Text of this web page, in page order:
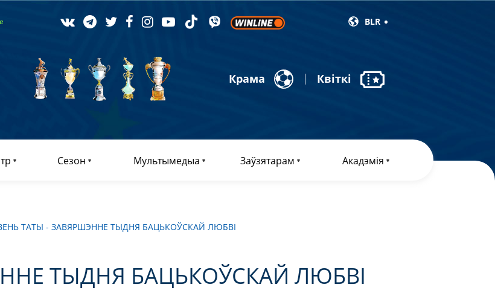
BLR
Крама Квіткі
Сезон Мультымедыа Заўзятарам Акадэмія
ТАТЫ - ЗАВЯРШЭННЕ ТЫДНЯ БАЦЬКОЎСКАЙ ЛЮБВІ
ТЫДНЯ БАЦЬКОЎСКАЙ ЛЮБВІ